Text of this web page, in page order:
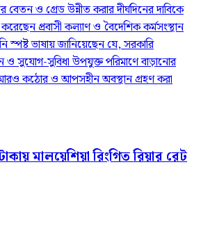
বেতন ও গ্রেড উন্নীত করার দীর্ঘদিনের দাবিকে
প্রবাসী কল্যাণ ও বৈদেশিক কর্মসংস্থান
স্পষ্ট ভাষায় জানিয়েছেন যে, সরকারি
ও সুযোগ-সুবিধা উপযুক্ত পরিমাণে বাড়ানোর
আরও কঠোর ও আপসহীন অবস্থান গ্রহণ করা
মালয়েশিয়া রিংগিত রিয়ার রেট